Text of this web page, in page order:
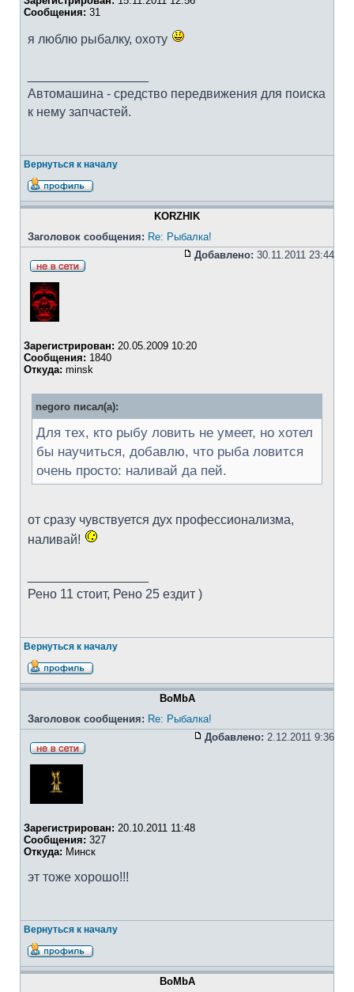
Сообщения: 31
я люблю рыбалку, охоту
Автомашина - средство передвижения для поиска
к нему запчастей.
Вернуться к началу
KORZHIK
Заголовок сообщения: Re: Рыбалка!
Добавлено: 30.11.2011 23:44
Зарегистрирован: 20.05.2009 10:20
Сообщения: 1840
Откуда: minsk
negoro писал(а):
Для тех, кто рыбу ловить не умеет, но хотел
бы научиться, добавлю, что рыба ловится
очень просто: наливай да пей.
от сразу чувствуется дух профессионализма,
наливай!
Рено 11 стоит, Рено 25 ездит )
Вернуться к началу
BoMbA
Заголовок сообщения: Re: Рыбалка!
Добавлено: 2.12.2011 9:36
Зарегистрирован: 20.10.2011 11:48
Сообщения: 327
Откуда: Минск
эт тоже хорошо!!!
Вернуться к началу
BoMbA